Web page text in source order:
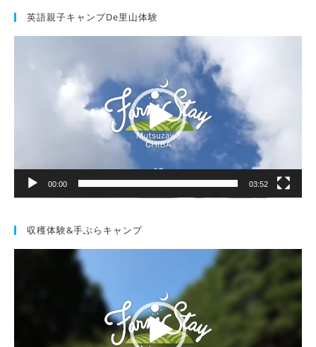
英語親子キャンプde里山体験
00:00 03:52
収穫体験&手ぶらキャンプ